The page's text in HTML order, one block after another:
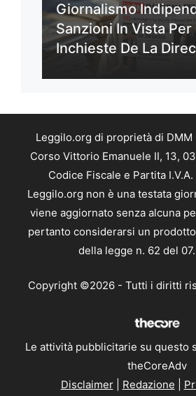
Giornalismo
Sanzioni In Vista Per
Inchieste De La
Leggilo.org di proprietà di DMM
Corso Vittorio Emanuele II, 13,
Codice Fiscale e Partita
Leggilo.org non è una testata
viene aggiornato senza alcuna
pertanto considerarsi un
della legge n. 62 del
Copyright ©2026 - Tutti i diritti
Le attività pubblicitarie su questo
theCoreAdv
Disclaimer| Redazione